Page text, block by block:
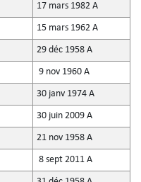
17 mars 1982 A
15 mars 1962 A
29 déc 1958 A
9 nov 1960 A
30 janv 1974 A
30 juin 2009 A
21 nov 1958 A
8 sept 2011 A